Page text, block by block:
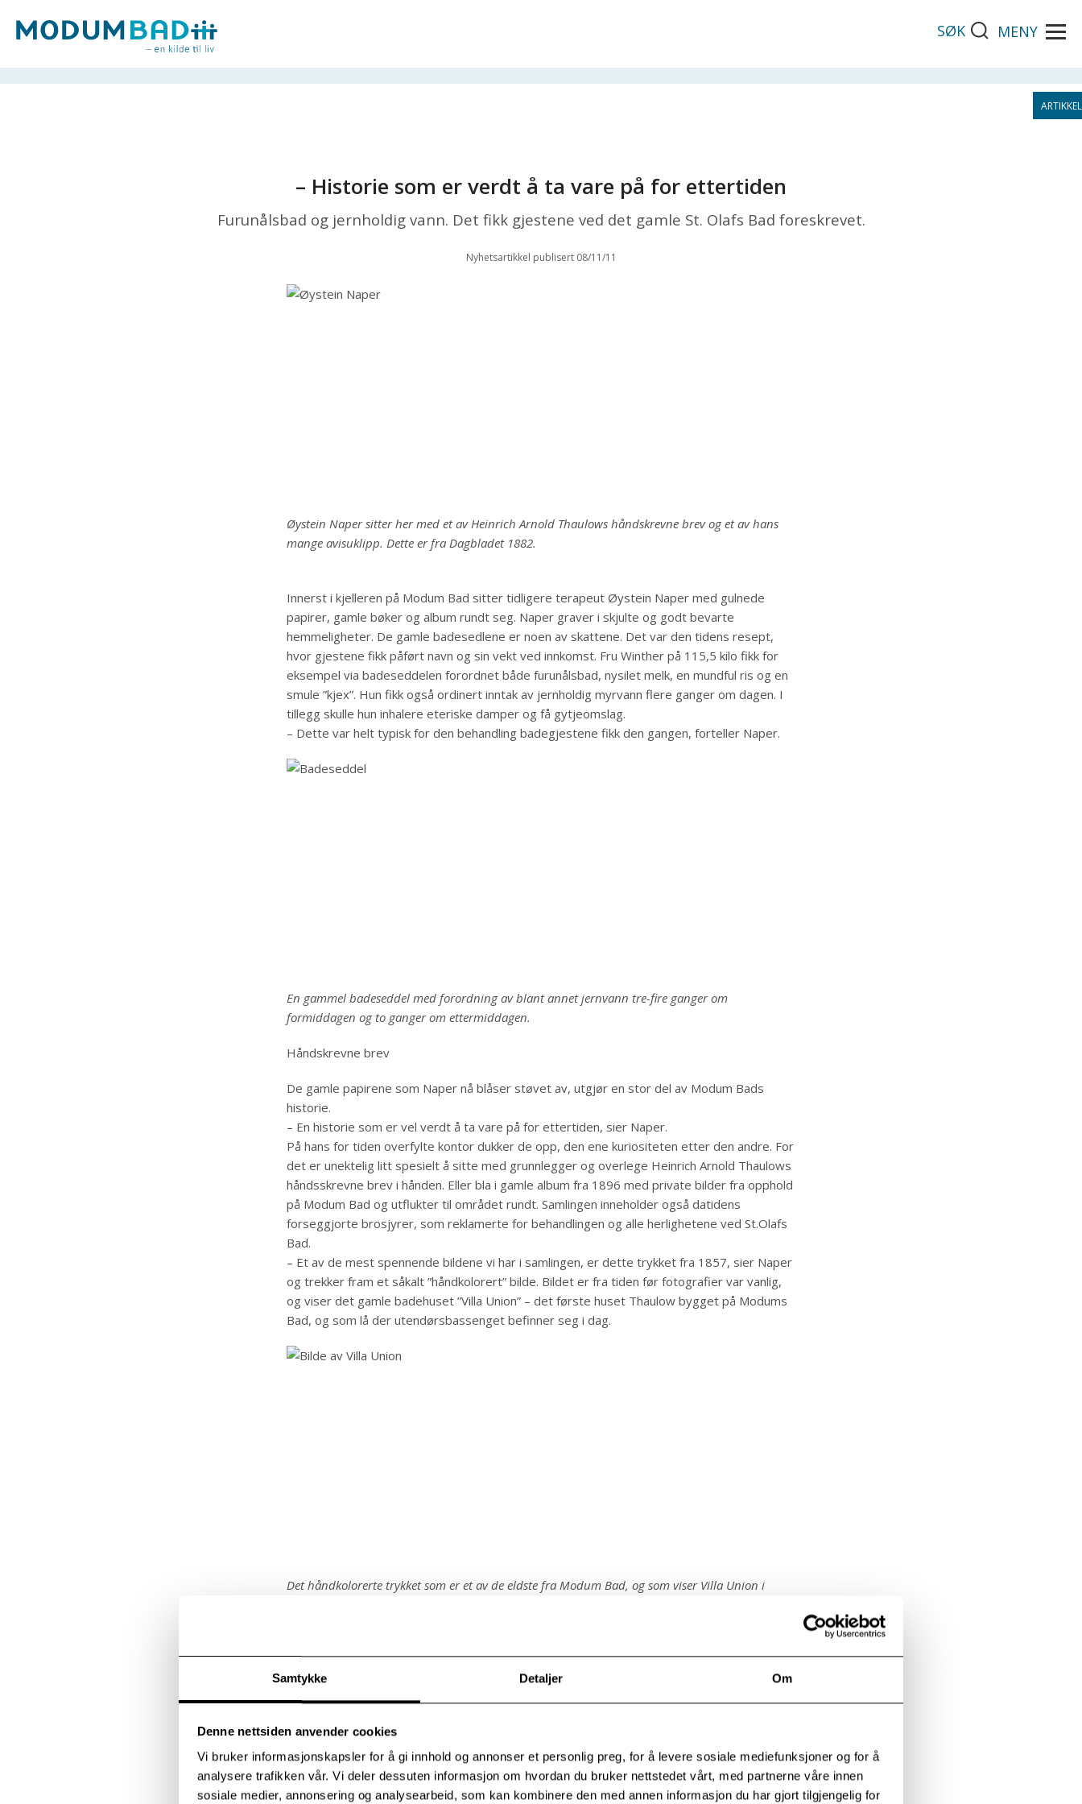
Samtykke Detaljer Om
Denne nettsiden anvender cookies
Vi bruker informasjonskapsler for å gi innhold og annonser et personlig preg, for å levere sosiale mediefunksjoner og for å
analysere trafikken vår. Vi deler dessuten informasjon om hvordan du bruker nettstedet vårt, med partnerne våre innen
sosiale medier, annonsering og analysearbeid, som kan kombinere den med annen informasjon du har gjort tilgjengelig for
SØK MENY
– Historie som er verdt å ta vare på for ettertiden
Furunålsbad og jernholdig vann. Det fikk gjestene ved det gamle St. Olafs Bad foreskrevet.
Nyhetsartikkel publisert 08/11/11
Øystein Naper sitter her med et av Heinrich Arnold Thaulows håndskrevne brev og et av hans
mange avisuklipp. Dette er fra Dagbladet 1882.
Innerst i kjelleren på Modum Bad sitter tidligere terapeut Øystein Naper med gulnede
papirer, gamle bøker og album rundt seg. Naper graver i skjulte og godt bevarte
hemmeligheter. De gamle badesedlene er noen av skattene. Det var den tidens resept,
hvor gjestene fikk påført navn og sin vekt ved innkomst. Fru Winther på 115,5 kilo fikk for
eksempel via badeseddelen forordnet både furunålsbad, nysilet melk, en mundful ris og en
smule ”kjex”. Hun fikk også ordinert inntak av jernholdig myrvann flere ganger om dagen. I
tillegg skulle hun inhalere eteriske damper og få gytjeomslag.
– Dette var helt typisk for den behandling badegjestene fikk den gangen, forteller Naper.
En gammel badeseddel med forordning av blant annet jernvann tre-fire ganger om
formiddagen og to ganger om ettermiddagen.
Håndskrevne brev
De gamle papirene som Naper nå blåser støvet av, utgjør en stor del av Modum Bads
historie.
– En historie som er vel verdt å ta vare på for ettertiden, sier Naper.
På hans for tiden overfylte kontor dukker de opp, den ene kuriositeten etter den andre. For
det er unektelig litt spesielt å sitte med grunnlegger og overlege Heinrich Arnold Thaulows
håndsskrevne brev i hånden. Eller bla i gamle album fra 1896 med private bilder fra opphold
på Modum Bad og utflukter til området rundt. Samlingen inneholder også datidens
forseggjorte brosjyrer, som reklamerte for behandlingen og alle herlighetene ved St.Olafs
Bad.
– Et av de mest spennende bildene vi har i samlingen, er dette trykket fra 1857, sier Naper
og trekker fram et såkalt ”håndkolorert” bilde. Bildet er fra tiden før fotografier var vanlig,
og viser det gamle badehuset ”Villa Union” – det første huset Thaulow bygget på Modums
Bad, og som lå der utendørsbassenget befinner seg i dag.
Det håndkolorerte trykket som er et av de eldste fra Modum Bad, og som viser Villa Union i
Ryddet sti
arbeidsoppgaver. Det siste halvåret har han tilbrakt mye tid utendørs med å rydde den
gamle stien ned mot Kaggefossen. Der har han også snekret nye trapper og
utsiktsplattform i den bratte skråningen, slik det var i salige Thaulows tid. Her vandret
fornemme fruer i flotte kjoler på sine turer mellom badeseansene for å trekke inn den